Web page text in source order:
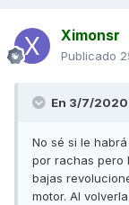
Ximonsr
Publicado
En 3/7/
No sé si le
por rachas pero
bajas
motor. Al